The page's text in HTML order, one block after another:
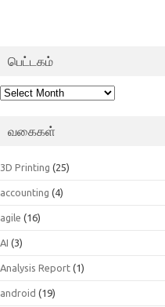
பெட்டகம்
பெட்டகம்
வகைகள்
3D Printing (25)
accounting (4)
agile (16)
AI (3)
Analysis Report (1)
android (19)